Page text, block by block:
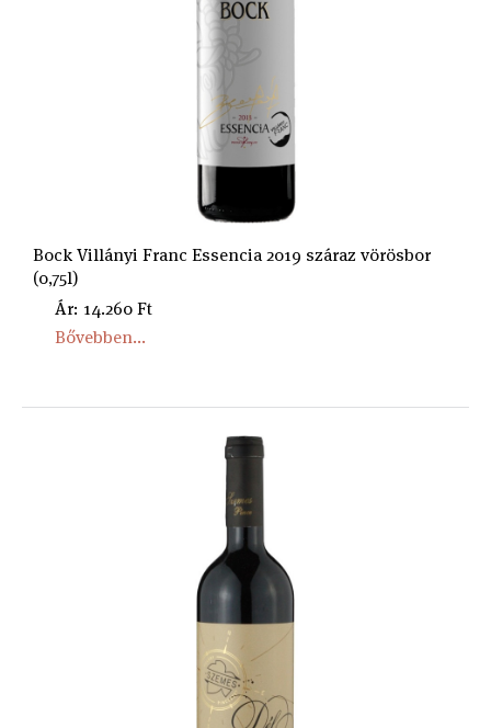
Bock Villányi Franc Essencia 2019 száraz vörösbor
(0,75l)
Ár: 14.260 Ft
Bővebben...